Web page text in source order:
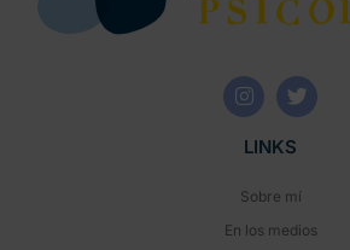
LINKS
Sobre mí
En los medios